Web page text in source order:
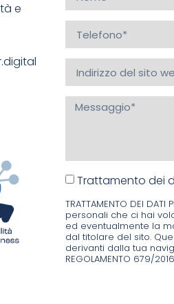
e
Trattamento dei
TRATTAMENTO DEI
personali che ci hai
ed eventualmente la
dal titolare del sito.
derivanti dalla tua
REGOLAMENTO 679/